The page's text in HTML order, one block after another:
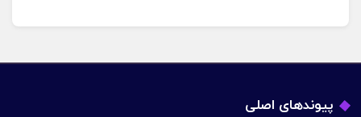
پیوندهای اصلی